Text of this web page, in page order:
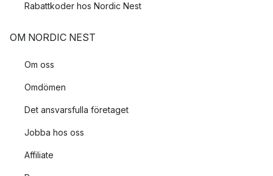
Rabattkoder hos Nordic Nest
OM NORDIC NEST
Om oss
Omdömen
Det ansvarsfulla företaget
Jobba hos oss
Affiliate